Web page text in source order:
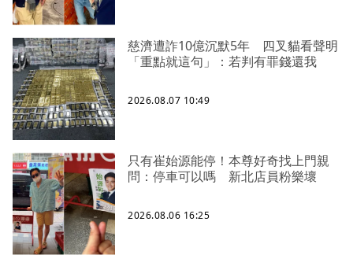
慈濟遭詐10億沉默5年 四叉貓看聲明
「重點就這句」：若判有罪錢還我
2026.08.07 10:49
只有崔始源能停！本尊好奇找上門親
問：停車可以嗎 新北店員粉樂壞
2026.08.06 16:25